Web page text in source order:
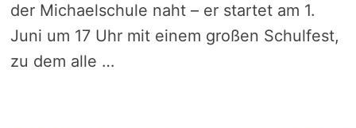
der Michaelschule naht – er startet am 1.
Juni um 17 Uhr mit einem großen Schulfest,
zu dem alle …